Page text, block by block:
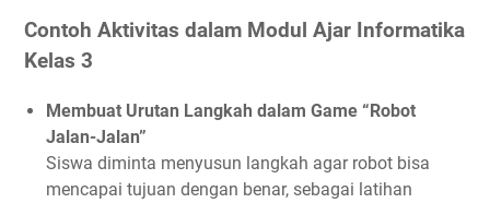
Contoh Aktivitas dalam Modul Ajar Informatika
Kelas 3
Membuat Urutan Langkah dalam Game “Robot
Jalan-Jalan”
Siswa diminta menyusun langkah agar robot bisa
mencapai tujuan dengan benar, sebagai latihan